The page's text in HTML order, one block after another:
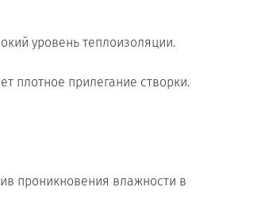
уровень теплоизоляции.
плотное прилегание створки.
проникновения влажности в